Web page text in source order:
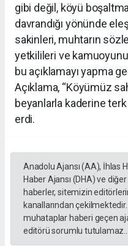
gibi değil, köyü
davrandığı yönünde
sakinleri, muhtarın
yetkilileri ve
bu açıklamayı yapma
Açıklama, “Köyümüz
beyanlarla kaderine
erdi.
Anadolu Ajansı (AA), İhlas
Haber Ajansı (DHA) ve
haberler, sitemizin
kanallarından
muhataplar haberi geçen
editörü sorumlu tutulamaz...